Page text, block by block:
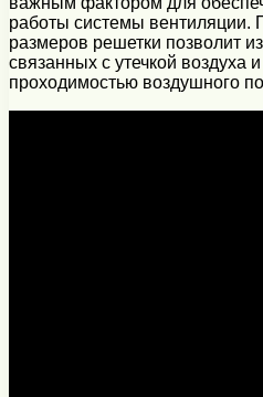
работы системы
размеров решетки позволит
связанных с утечкой воздуха
проходимостью воздушного